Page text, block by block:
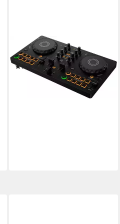
PIONEER DJ
DJ Controller DDJ-FLX2
(7)
189,00 €
mtl. in 12 Raten